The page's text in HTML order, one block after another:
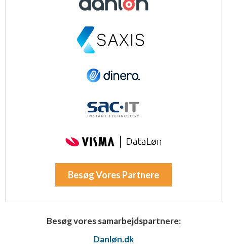
Besøg Vores Partnere
Besøg vores samarbejdspartnere:
Danløn.dk